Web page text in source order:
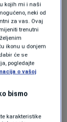
da je to
sakriva
SBiH
korpa
kojih mi i naši
neki od
za vas. Ovaj
trenutni
ikonu u donjem
će se
pogledajte
o vašoj
bismo
karakteristike